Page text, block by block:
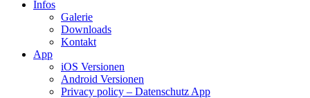
Infos
Galerie
Downloads
Kontakt
App
iOS Versionen
Android Versionen
Privacy policy – Datenschutz App